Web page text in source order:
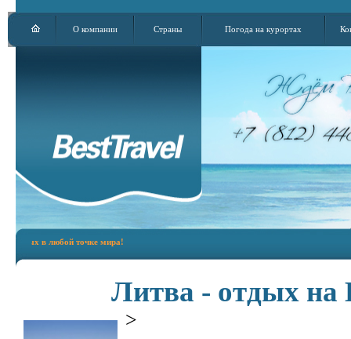
О компании Страны Погода на курортах
в любой точке мира!
Литва - отдых на
>